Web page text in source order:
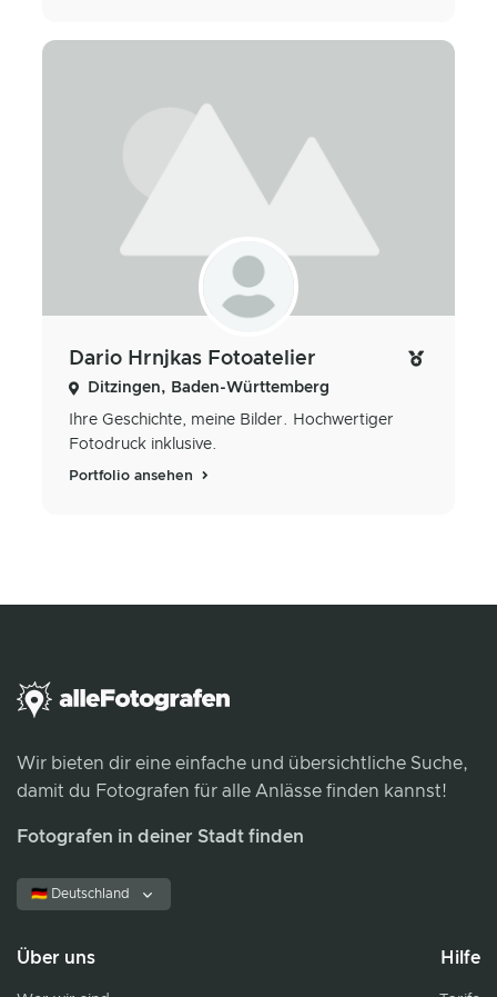
Dario Hrnjkas Fotoatelier
Ditzingen, Baden-Württemberg
Ihre Geschichte, meine Bilder. Hochwertiger
Fotodruck inklusive.
Portfolio ansehen
Wir bieten dir eine einfache und übersichtliche Suche,
damit du Fotografen für alle Anlässe finden kannst!
Fotografen in deiner Stadt finden
🇩🇪 Deutschland
Über uns Hilfe